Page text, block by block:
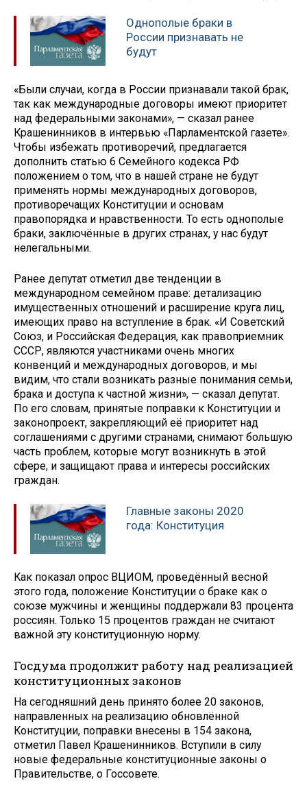
Однополые браки в
России признавать не
будут
«Были случаи, когда в России признавали такой брак,
так как международные договоры имеют приоритет
над федеральными законами», — сказал ранее
Крашенинников в интервью «Парламентской газете».
Чтобы избежать противоречий, предлагается
дополнить статью 6 Семейного кодекса РФ
положением о том, что в нашей стране не будут
применять нормы международных договоров,
противоречащих Конституции и основам
правопорядка и нравственности. То есть однополые
браки, заключённые в других странах, у нас будут
нелегальными.
Ранее депутат отметил две тенденции в
международном семейном праве: детализацию
имущественных отношений и расширение круга лиц,
имеющих право на вступление в брак. «И Советский
Союз, и Российская Федерация, как правоприемник
СССР, являются участниками очень многих
конвенций и международных договоров, и мы
видим, что стали возникать разные понимания семьи,
брака и доступа к частной жизни», — сказал депутат.
По его словам, принятые поправки к Конституции и
законопроект, закрепляющий её приоритет над
соглашениями с другими странами, снимают большую
часть проблем, которые могут возникнуть в этой
сфере, и защищают права и интересы российских
граждан.
Главные законы 2020
года: Конституция
Как показал опрос ВЦИОМ, проведённый весной
этого года, положение Конституции о браке как о
союзе мужчины и женщины поддержали 83 процента
россиян. Только 15 процентов граждан не считают
важной эту конституционную норму.
Госдума продолжит работу над реализацией
конституционных законов
На сегодняшний день принято более 20 законов,
направленных на реализацию обновлённой
Конституции, поправки внесены в 154 закона,
отметил Павел Крашенинников. Вступили в силу
новые федеральные конституционные законы о
Правительстве, о Госсовете.